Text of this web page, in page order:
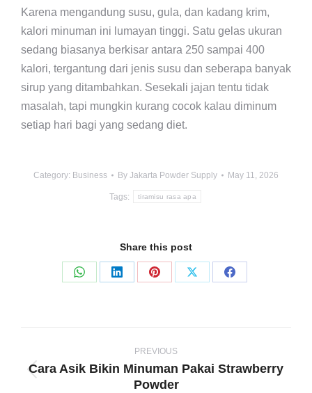
Karena mengandung susu, gula, dan kadang krim,
kalori minuman ini lumayan tinggi. Satu gelas ukuran
sedang biasanya berkisar antara 250 sampai 400
kalori, tergantung dari jenis susu dan seberapa banyak
sirup yang ditambahkan. Sesekali jajan tentu tidak
masalah, tapi mungkin kurang cocok kalau diminum
setiap hari bagi yang sedang diet.
Category: Business By Jakarta Powder Supply May 11, 2026
Tags: tiramisu rasa apa
Share this post
Share
Share
Share
Share
Share
navigation
PREVIOUS
Previous
Cara Asik Bikin Minuman Pakai Strawberry
Powder